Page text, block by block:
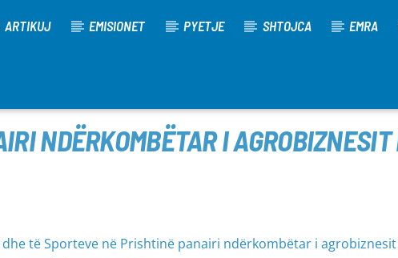
ARTIKUJ EMISIONET PYETJE SHTOJCA EMRA
NDËRKOMBËTAR I AGROBIZNESIT
dhe të Sporteve në Prishtinë panairi ndërkombëtar i